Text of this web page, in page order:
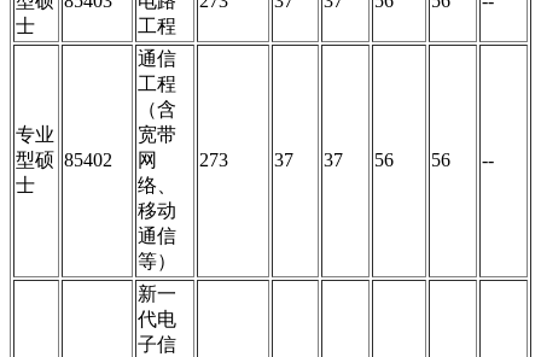
士
工程
专业
型硕
士
85402
通信
工程
（含
宽带
网
络、
移动
通信
等）
273 37 37 56 56 --
新一
代电
子信